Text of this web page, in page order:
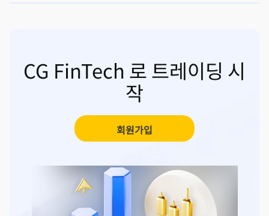
CG FinTech 로 트레이딩 시
작
회원가입